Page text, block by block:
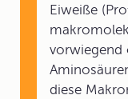
Eiweiße
vorwiegend
diese